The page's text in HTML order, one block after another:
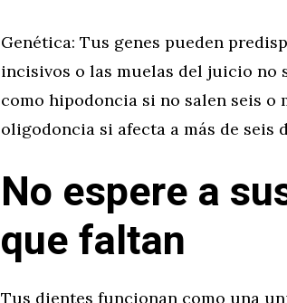
Genética: Tus genes pueden
incisivos o las muelas del juicio no
como hipodoncia si no salen seis o
oligodoncia si afecta a más de seis
No espere a
que faltan
Tus dientes funcionan como una